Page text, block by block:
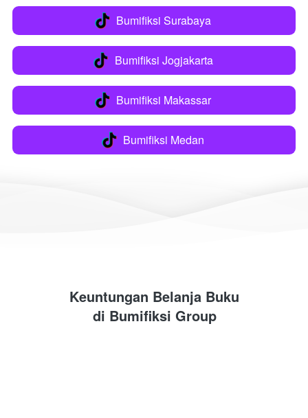
` Bumifiksi Surabaya
` Bumifiksi Jogjakarta
` Bumifiksi Makassar
` Bumifiksi Medan
Keuntungan Belanja Buku
di Bumifiksi Group